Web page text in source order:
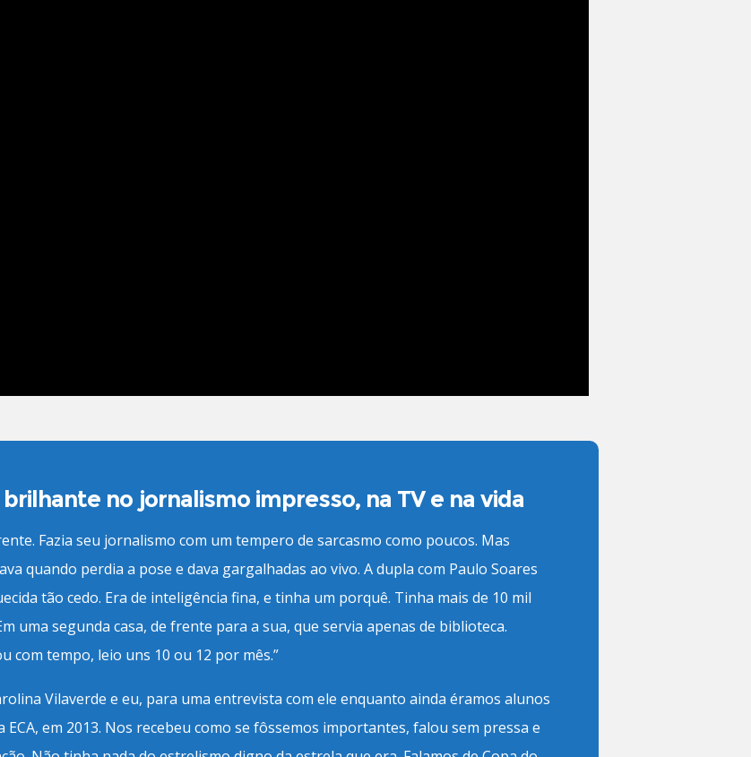
no jornalismo impresso, na TV e na vida
Fazia seu jornalismo com um tempero de sarcasmo como poucos. Mas
quando perdia a pose e dava gargalhadas ao vivo. A dupla com Paulo Soares
tão cedo. Era de inteligência fina, e tinha um porquê. Tinha mais de 10 mil
uma segunda casa, de frente para a sua, que servia apenas de biblioteca.
com tempo, leio uns 10 ou 12 por mês.”
Vilaverde e eu, para uma entrevista com ele enquanto ainda éramos alunos
ECA, em 2013. Nos recebeu como se fôssemos importantes, falou sem pressa e